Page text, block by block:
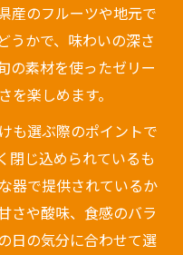
産のフルーツや地元で
うかで、味わいの深さ
の素材を使ったゼリー
楽しめます。
も選ぶ際のポイントで
閉じ込められているも
器で提供されているか
さや酸味、食感のバラ
日の気分に合わせて選